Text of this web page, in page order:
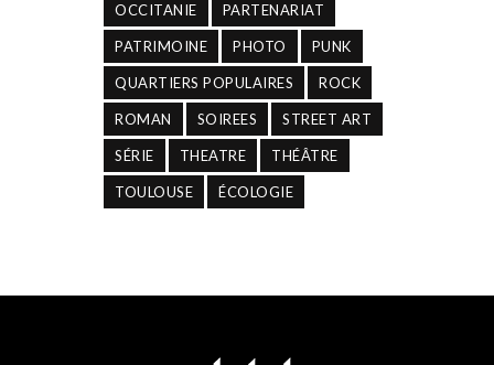
OCCITANIE PARTENARIAT
PATRIMOINE PHOTO PUNK
QUARTIERS POPULAIRES ROCK
ROMAN SOIREES STREET ART
SÉRIE THEATRE THÉÂTRE
TOULOUSE ÉCOLOGIE